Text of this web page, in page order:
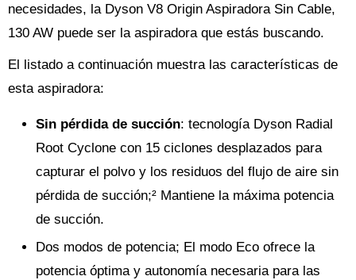
necesidades, la Dyson V8 Origin Aspiradora Sin Cable,
130 AW puede ser la aspiradora que estás buscando.
El listado a continuación muestra las características de
esta aspiradora:
Sin pérdida de succión: tecnología Dyson Radial
Root Cyclone con 15 ciclones desplazados para
capturar el polvo y los residuos del flujo de aire sin
pérdida de succión;² Mantiene la máxima potencia
de succión.
Dos modos de potencia; El modo Eco ofrece la
potencia óptima y autonomía necesaria para las